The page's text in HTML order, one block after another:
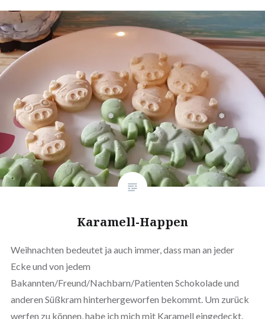
Karamell-Happen
Weihnachten bedeutet ja auch immer, dass man an jeder
Ecke und von jedem
Bakannten/Freund/Nachbarn/Patienten Schokolade und
anderen Süßkram hinterhergeworfen bekommt. Um zurück
werfen zu können, habe ich mich mit Karamell eingedeckt.